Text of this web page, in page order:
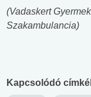
(Vadaskert
Szakambulancia)
Kapcsolódó